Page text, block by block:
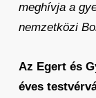
meghívja a
nemzetközi
Az Egert és
éves